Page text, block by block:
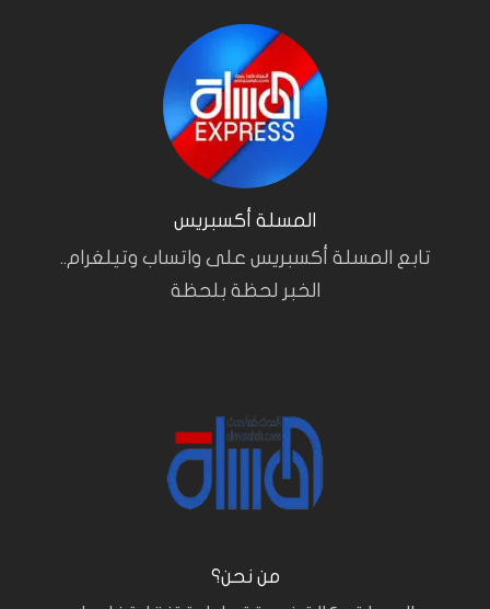
المسلة أكسبريس
تابع المسلة أكسبريس على واتساب وتيلغرام..
الخبر لحظة بلحظة
من نحن؟